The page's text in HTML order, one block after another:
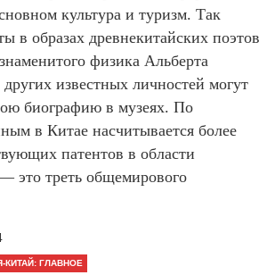
культура и туризм. Так
в образах древнекитайских поэтов
физика Альберта
известных личностей могут
биографию в музеях. По
в Китае насчитывается более
патентов в области
это треть общемирового
КИТАЙ: ГЛАВНОЕ